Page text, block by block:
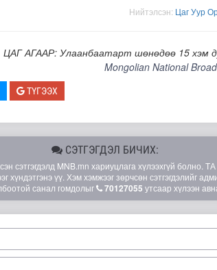
Нийтэлсэн: Цаг Уур
ЦАГ АГААР: Улаанбаатарт шөнөдөө 15 хэм
Mongolian National
ТҮГЭЭХ
СЭТГЭГДЭЛ БИЧИХ:
MNB.mn хариуцлага хүлээхгүй болно. ТА
хүндэтгэнэ үү. Хэм хэмжээг зөрчсөн сэтгэгдэлийг
санал гомдолыг
70127055 утсаар хүлээн